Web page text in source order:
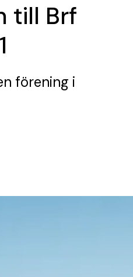
till Brf
förening i